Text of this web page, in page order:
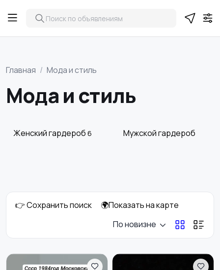
Главная Мода и стиль
Мода и стиль
Женский гардероб 6 Мужской гардероб
👉 Сохранить поиск
🌍Показать на карте
По новизне